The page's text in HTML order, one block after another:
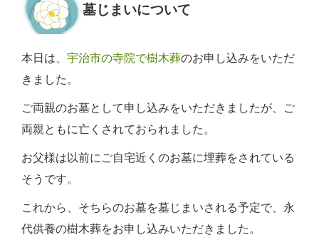
墓じまいについて
本日は、 宇治市の寺院で樹木葬のお申し込みをいただ
きました。
ご両親のお墓として申し込みをいただきましたが、ご
両親ともに亡くされておられました。
お父様は以前にご自宅近くのお墓に埋葬をされている
そうです。
これから、そちらのお墓を墓じまいされる予定で、永
代供養の樹木葬をお申し込みいただきました。